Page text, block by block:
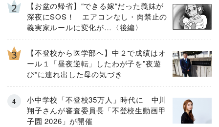
【お盆の帰省】“できる嫁“だった義妹が
深夜にSOS！ エアコンなし・肉禁止の
義実家ルールに変化が…〈後編〉
【不登校から医学部へ】中２で成績はオ
ール１「昼夜逆転」したわが子を”夜遊
び”に連れ出した母の気づき
小中学校「不登校35万人」時代に 中川
翔子さんが審査委員長「不登校生動画甲
子園 2026」が開催